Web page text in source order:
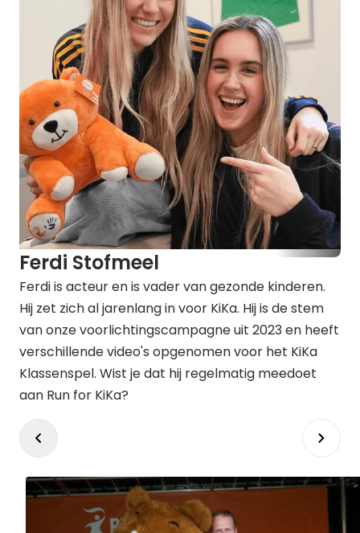
Ferdi Stofmeel
Ferdi is acteur en is vader van gezonde kinderen.
Hij zet zich al jarenlang in voor KiKa. Hij is de stem
van onze voorlichtingscampagne uit 2023 en heeft
verschillende video's opgenomen voor het KiKa
Klassenspel. Wist je dat hij regelmatig meedoet
aan Run for KiKa?